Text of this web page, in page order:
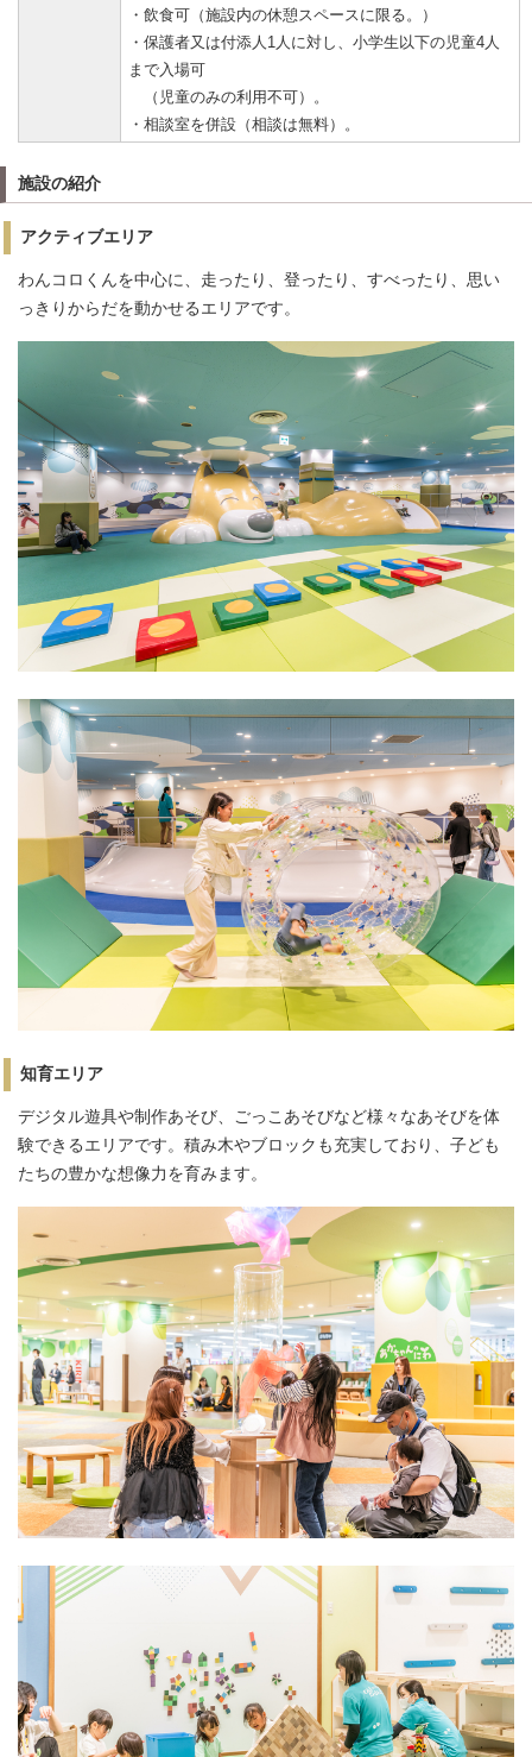
・飲食可（施設内の休憩スペースに限る。）
・保護者又は付添人1人に対し、小学生以下の児童4人
まで入場可
（児童のみの利用不可）。
・相談室を併設（相談は無料）。
施設の紹介
アクティブエリア
わんコロくんを中心に、走ったり、登ったり、すべったり、思い
っきりからだを動かせるエリアです。
知育エリア
デジタル遊具や制作あそび、ごっこあそびなど様々なあそびを体
験できるエリアです。積み木やブロックも充実しており、子ども
たちの豊かな想像力を育みます。